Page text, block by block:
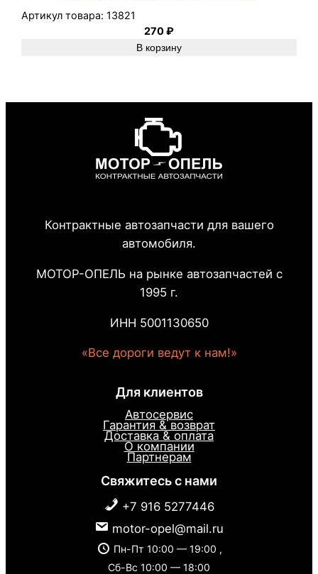
Артикул товара: 13821
270₽
В корзину
Контрактные автозапчасти для вашего
автомобиля.
МОТОР-ОПЕЛЬ на рынке автозапчастей с
1995 г.
ИНН 5001130650
«Все дороги ведут к нам!»
Для клиентов
Автосервис
Гарантия & возврат
Доставка & оплата
О компании
Партнерам
Свяжитесь с нами
+7 916 5277446
motor-opel@mail.ru
Пн-Пт 10:00 — 19:00 ,
Сб-Вс 10:00 — 18:00